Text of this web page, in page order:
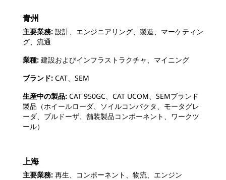
青州
主要業務: 設計、エンジニアリング、製造、マーケティン
グ、流通
業種: 建設およびインフラストラクチャ、マイニング
ブランド: CAT、SEM
生産中の製品: CAT 950GC、CAT UCOM、SEMブランド
製品（ホイールローダ、ソイルコンパクタ、モータグレ
ーダ、ブルドーザ、舗装製品コンポーネント、ワークツ
ール）
上海
主要業務: 再生、コンポーネント、物流、エンジン